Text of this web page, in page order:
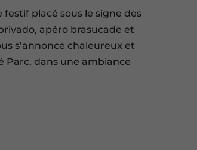
placé sous le signe des
apéro brasucade et
s’annonce chaleureux et
Parc, dans une ambiance